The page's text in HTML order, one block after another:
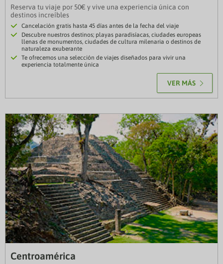
Reserva tu viaje por 50€ y vive una experiencia única con
destinos increíbles
Cancelación gratis hasta 45 días antes de la fecha del viaje
Descubre nuestros destinos; playas paradisíacas, ciudades europeas
llenas de monumentos, ciudades de cultura milenaria o destinos de
naturaleza exuberante
Te ofrecemos una selección de viajes diseñados para vivir una
experiencia totalmente única
VER MÁS
Centroamérica